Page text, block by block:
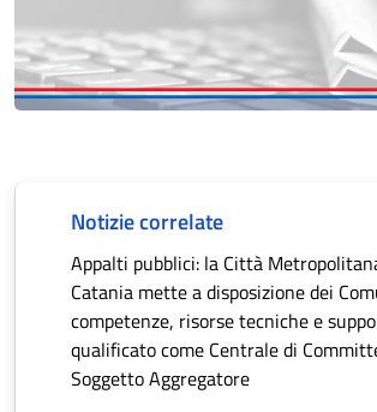
Notizie correlate
Appalti pubblici: la Città
Catania mette a disposizione dei
competenze, risorse tecniche e
qualificato come Centrale di
Soggetto Aggregatore